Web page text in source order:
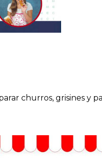
churros, grisines y